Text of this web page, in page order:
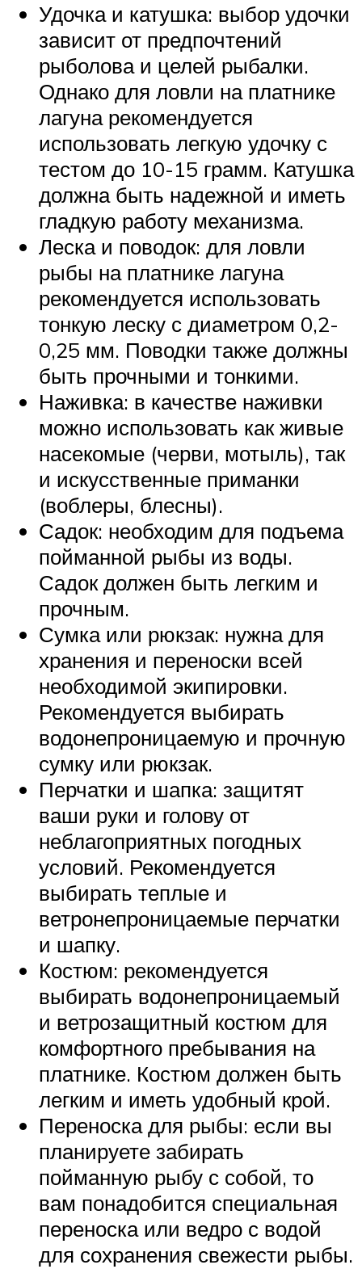
Удочка и катушка: выбор удочки
зависит от предпочтений
рыболова и целей рыбалки.
Однако для ловли на платнике
лагуна рекомендуется
использовать легкую удочку с
тестом до 10-15 грамм. Катушка
должна быть надежной и иметь
гладкую работу механизма.
Леска и поводок: для ловли
рыбы на платнике лагуна
рекомендуется использовать
тонкую леску с диаметром 0,2-
0,25 мм. Поводки также должны
быть прочными и тонкими.
Наживка: в качестве наживки
можно использовать как живые
насекомые (черви, мотыль), так
и искусственные приманки
(воблеры, блесны).
Садок: необходим для подъема
пойманной рыбы из воды.
Садок должен быть легким и
прочным.
Сумка или рюкзак: нужна для
хранения и переноски всей
необходимой экипировки.
Рекомендуется выбирать
водонепроницаемую и прочную
сумку или рюкзак.
Перчатки и шапка: защитят
ваши руки и голову от
неблагоприятных погодных
условий. Рекомендуется
выбирать теплые и
ветронепроницаемые перчатки
и шапку.
Костюм: рекомендуется
выбирать водонепроницаемый
и ветрозащитный костюм для
комфортного пребывания на
платнике. Костюм должен быть
легким и иметь удобный крой.
Переноска для рыбы: если вы
планируете забирать
пойманную рыбу с собой, то
вам понадобится специальная
переноска или ведро с водой
для сохранения свежести рыбы.